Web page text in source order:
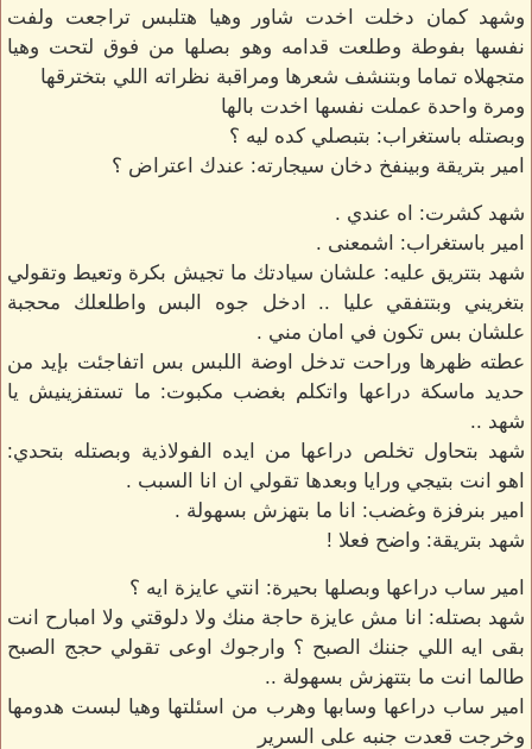
وشهد كمان دخلت اخدت شاور وهيا هتلبس تراجعت ولفت
نفسها بفوطة وطلعت قدامه وهو بصلها من فوق لتحت وهيا
متجهلاه تماما وبتنشف شعرها ومراقبة نظراته اللي بتخترقها
ومرة واحدة عملت نفسها اخدت بالها
وبصتله باستغراب: بتبصلي كده ليه ؟
امير بتريقة وبينفخ دخان سيجارته: عندك اعتراض ؟
شهد كشرت: اه عندي .
امير باستغراب: اشمعنى .
شهد بتتريق عليه: علشان سيادتك ما تجيش بكرة وتعيط وتقولي
بتغريني وبتتفقي عليا .. ادخل جوه البس واطلعلك محجبة
علشان بس تكون في امان مني .
عطته ظهرها وراحت تدخل اوضة اللبس بس اتفاجئت بإيد من
حديد ماسكة دراعها واتكلم بغضب مكبوت: ما تستفزينيش يا
شهد ..
شهد بتحاول تخلص دراعها من ايده الفولاذية وبصتله بتحدي:
اهو انت بتيجي ورايا وبعدها تقولي ان انا السبب .
امير بنرفزة وغضب: انا ما بتهزش بسهولة .
شهد بتريقة: واضح فعلا !
امير ساب دراعها وبصلها بحيرة: انتي عايزة ايه ؟
شهد بصتله: انا مش عايزة حاجة منك ولا دلوقتي ولا امبارح انت
بقى ايه اللي جننك الصبح ؟ وارجوك اوعى تقولي حجج الصبح
طالما انت ما بتتهزش بسهولة ..
امير ساب دراعها وسابها وهرب من اسئلتها وهيا لبست هدومها
وخرجت قعدت جنبه على السرير